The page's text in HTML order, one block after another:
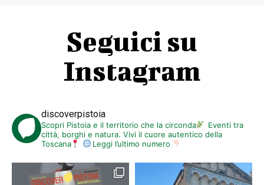
Seguici su
Instagram
discoverpistoia
Scopri Pistoia e il territorio che la circonda
Eventi tra
città, borghi e natura. Vivi il cuore autentico della
Toscana
Leggi l’ultimo numero